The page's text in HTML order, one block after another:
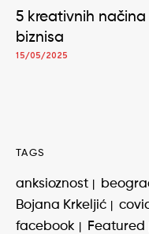
5 kreativnih
biznisa
15/05/2025
TAGS
anksioznost
Bojana Krkeljić
facebook
Featured